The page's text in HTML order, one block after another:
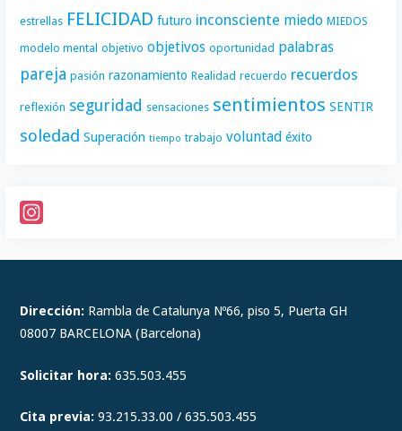
estrellas FELICIDAD futuro inconsciente miedo MIEDOS
modelo mental objetivo objetivos oportunidad palabras
pareja pasión razonamiento Realidad recuerdo recuerdos
reflexión seguridad sensaciones sentimientos SENTIR
soledad Superación tiempo trabajo voluntad éxito
n
t
a
r
m
Dirección: Rambla de Catalunya Nº66, piso 5, Puerta GH
08007 BARCELONA (Barcelona)
Solicitar hora: 635.503.455
Cita previa: 93.215.33.00 / 635.503.455